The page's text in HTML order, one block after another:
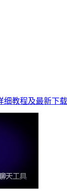
细教程及最新下